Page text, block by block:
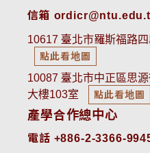
信箱
10617 臺北市羅斯福路
點此看地圖
10087 臺北市中正區思
大樓103室
點此看地圖
產學合作總中心
電話 +886-2-3366-